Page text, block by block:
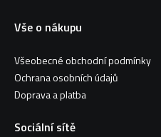
Vše o nákupu
Všeobecné obchodní podmínky
Ochrana osobních údajů
Doprava a platba
Sociální sítě